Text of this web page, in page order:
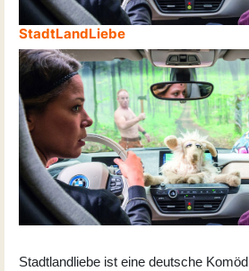
StadtLandLiebe
Stadtlandliebe ist eine deutsche